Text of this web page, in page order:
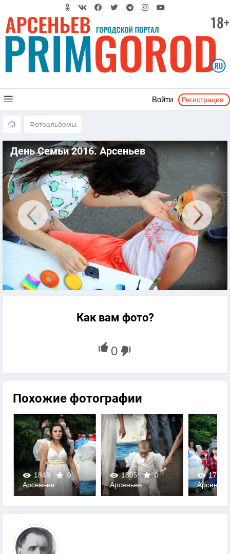
Войти Регистрация
Фотоальбомы
День Семьи 2016. Арсеньев
Как вам фото?
Похожие фотографии
1849
0
0
Арсеньев
1805
0
0
Арсеньев
1763
0
Арсеньев